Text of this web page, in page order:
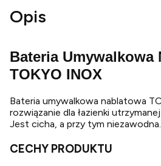
Opis
Bateria Umywalkowa
TOKYO INOX
Bateria umywalkowa nablatowa
rozwiązanie dla łazienki
Jest cicha, a przy tym niezawodna.
CECHY PRODUKTU